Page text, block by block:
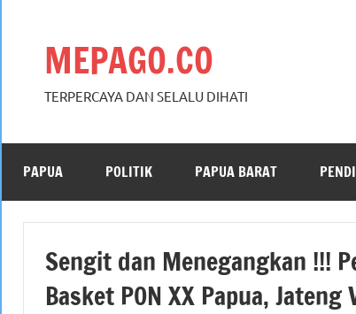
MEPAGO.CO
TERPERCAYA DAN SELALU DIHATI
PAPUA POLITIK PAPUA BARAT
Sengit dan Menegangkan !!!
Basket PON XX Papua, Jateng